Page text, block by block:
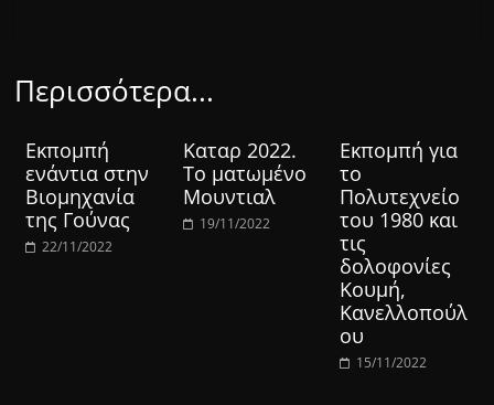
Περισσότερα...
Εκπομπή
ενάντια στην
Βιομηχανία
της Γούνας
22/11/2022
Καταρ 2022.
Το ματωμένο
Μουντιαλ
19/11/2022
Εκπομπή για
το
Πολυτεχνείο
του 1980 και
τις
δολοφονίες
Κουμή,
Κανελλοπούλ
ου
15/11/2022